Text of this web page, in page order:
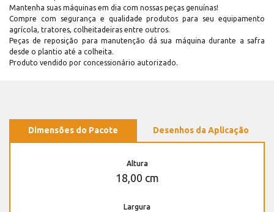
Mantenha suas máquinas em dia com nossas peças genuínas!
Compre com segurança e qualidade produtos para seu equipamento
agrícola, tratores, colheitadeiras entre outros.
Peças de reposição para manutenção dá sua máquina durante a safra
desde o plantio até a colheita.
Produto vendido por concessionário autorizado.
Dimensões do Pacote Desenhos da Aplicação
Altura
18,00 cm
Largura